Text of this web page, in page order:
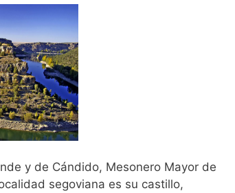
y de Cándido, Mesonero Mayor de
segoviana es su castillo,